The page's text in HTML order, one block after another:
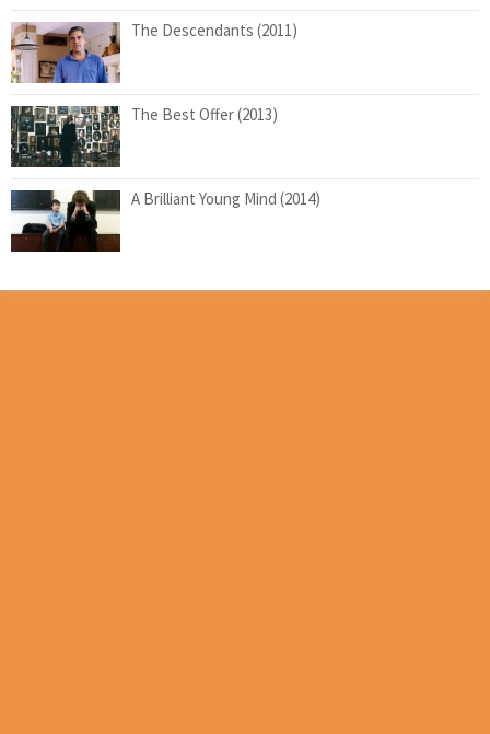
The Descendants (2011)
The Best Offer (2013)
A Brilliant Young Mind (2014)